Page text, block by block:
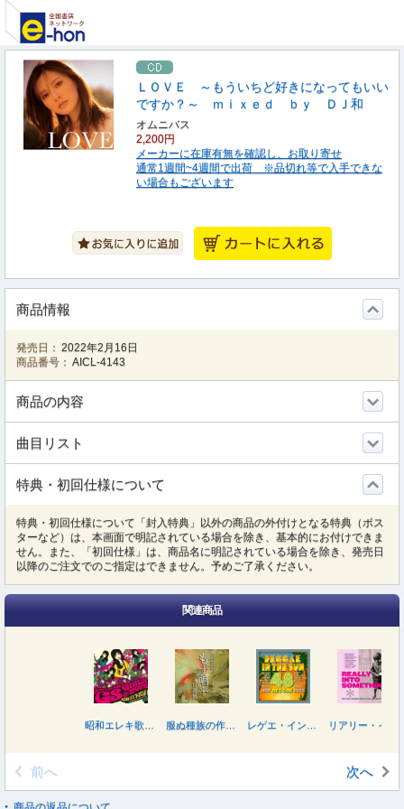
ＬＯＶＥ ～もういちど好きになってもいい
ですか？～ ｍｉｘｅｄ ｂｙ ＤＪ和
オムニバス
2,200円
メーカーに在庫有無を確認し、お取り寄せ
通常1週間~4週間で出荷 ※品切れ等で入手できな
い場合もございます
商品情報
発売日： 2022年2月16日
商品番号： AICL-4143
商品の内容
曲目リスト
特典・初回仕様について
特典・初回仕様について「封入特典」以外の商品の外付けとなる特典（ポス
ターなど）は、本画面で明記されている場合を除き、基本的にお付けできま
せん。また、「初回仕様」は、商品名に明記されている場合を除き、発売日
以降のご注文でのご指定はできません。予めご了承ください。
関連商品
前へ 次へ